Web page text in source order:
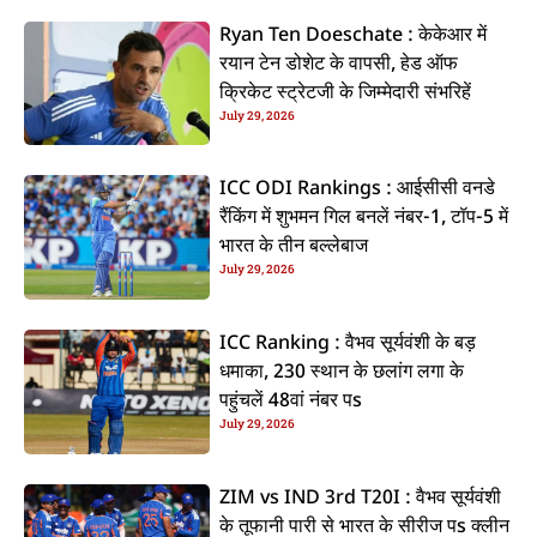
Ryan Ten Doeschate : केकेआर में
रयान टेन डोशेट के वापसी, हेड ऑफ
क्रिकेट स्ट्रेटजी के जिम्मेदारी संभरिहें
July 29, 2026
ICC ODI Rankings : आईसीसी वनडे
रैंकिंग में शुभमन गिल बनलें नंबर-1, टॉप-5 में
भारत के तीन बल्लेबाज
July 29, 2026
ICC Ranking : वैभव सूर्यवंशी के बड़
धमाका, 230 स्थान के छलांग लगा के
पहुंचलें 48वां नंबर पs
July 29, 2026
ZIM vs IND 3rd T20I : वैभव सूर्यवंशी
के तूफानी पारी से भारत के सीरीज पs क्लीन